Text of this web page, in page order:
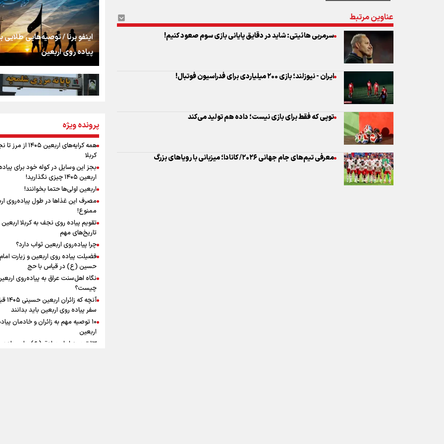
نظر شما
اشک
جمله‌ای که بغض
را شکست؛ «آهای مردم،
تهران رفتند»
سه حسرتی که به
نگاه تمدنی رهبر
فضای مجازی
رابطه کارگر و کارفرما
به زوجیت
اینفو برنا / توصیه‌هایی طلایی
پیاده روی اربعین
اینفو برنا / جدول کامل فاصله
شلمچه تا شهرهای زیارتی عراق
اینفو برنا/ میزان مالیات بر ارزش
افزوده چقدر است؟
اینفوبرنا/ سقف معافیت مالیاتی
حقوق کارکنان دولت و
در بودجه ۱۴۰۵ چقدر است؟
پرونده ویژه
همه کرایه‌های اربعین ۱۴۰۵
کربلا
بجز این وسایل در کوله خود برای
اربعین ۱۴۰۵ چیزی نگذارید!
اربعین اولی‌ها حتما بخوانند!
مصرف این غذاها در طول پیاده‌روی
ممنوع!
تاریخ‌های مهم
چرا پیاده‌روی اربعین ثواب دارد؟
فضیلت پیاده روی اربعین و زیارت امام
حسین (ع) در قیاس با حج
نگاه اهل‌سنت عراق به پیاده‌روی
چیست؟
آنچه که
سفر پیاده روی اربعین باید بدانند
۱۰ توصیه مهم به زائران و خادمان
اربعین
۱۳ توصیه امام صادق (ع) برای